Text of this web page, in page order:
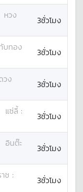
หวง
3ชั่วโมง
บทอง
3ชั่วโมง
วง
3ชั่วโมง
แซ่ลี้ :
3ชั่วโมง
อินต๊ะ
3ชั่วโมง
ช :
3ชั่วโมง